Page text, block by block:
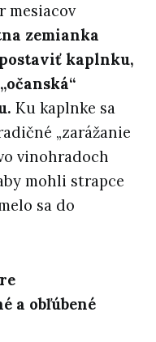
mesiacov
zemianka
kaplnku,
Ku kaplnke sa
„zarážanie
vinohradoch
mohli strapce
sa do
a obľúbené